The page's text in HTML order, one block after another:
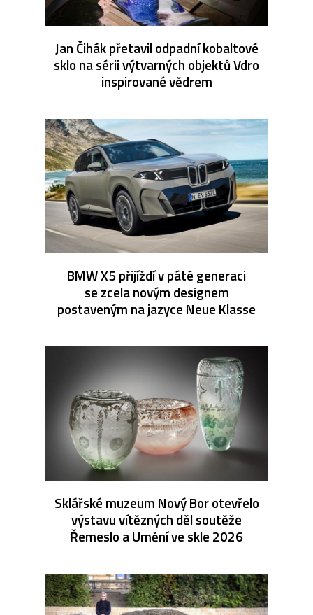
Jan Čihák přetavil odpadní kobaltové
sklo na sérii výtvarných objektů Vdro
inspirované vědrem
BMW X5 přijíždí v páté generaci
se zcela novým designem
postaveným na jazyce Neue Klasse
Sklářské muzeum Nový Bor otevřelo
výstavu vítězných děl soutěže
Řemeslo a Umění ve skle 2026